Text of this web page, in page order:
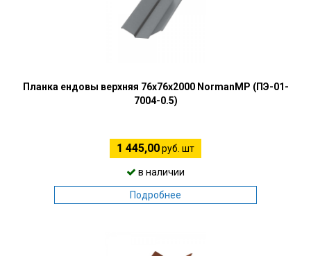
Планка ендовы верхняя 76х76х2000 NormanMP (ПЭ-01-
7004-0.5)
1 445,00руб. шт
в наличии
Подробнее